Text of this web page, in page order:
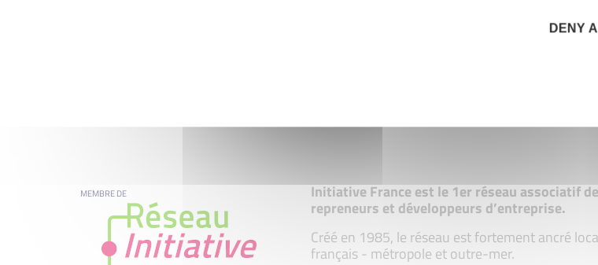
MEMBRE DE Initiative France est le 1er réseau associatif
repreneurs et développeurs d’entreprise.
Créé en 1985, le réseau est fortement ancré
français - métropole et outre-mer.
DENY